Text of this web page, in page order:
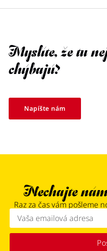
Myslíte, že tu
chýbajú?
Napíšte nám
Nechajte
Raz za čas vám pošleme